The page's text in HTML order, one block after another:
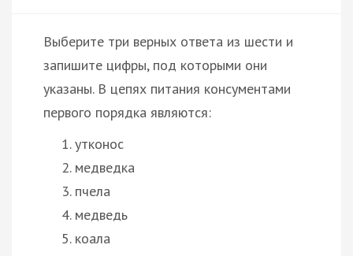
Выберите три верных ответа из шести и
запишите цифры, под которыми они
указаны. В цепях питания консументами
первого порядка являются:
утконос
медведка
пчела
медведь
коала